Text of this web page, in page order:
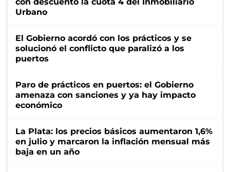
Urbano
El Gobierno acordó con los prácticos y se
solucionó el conflicto que paralizó a los
puertos
Paro de prácticos en puertos: el Gobierno
amenaza con sanciones y ya hay impacto
económico
La Plata: los precios básicos aumentaron 1,6%
en julio y marcaron la inflación mensual más
baja en un año